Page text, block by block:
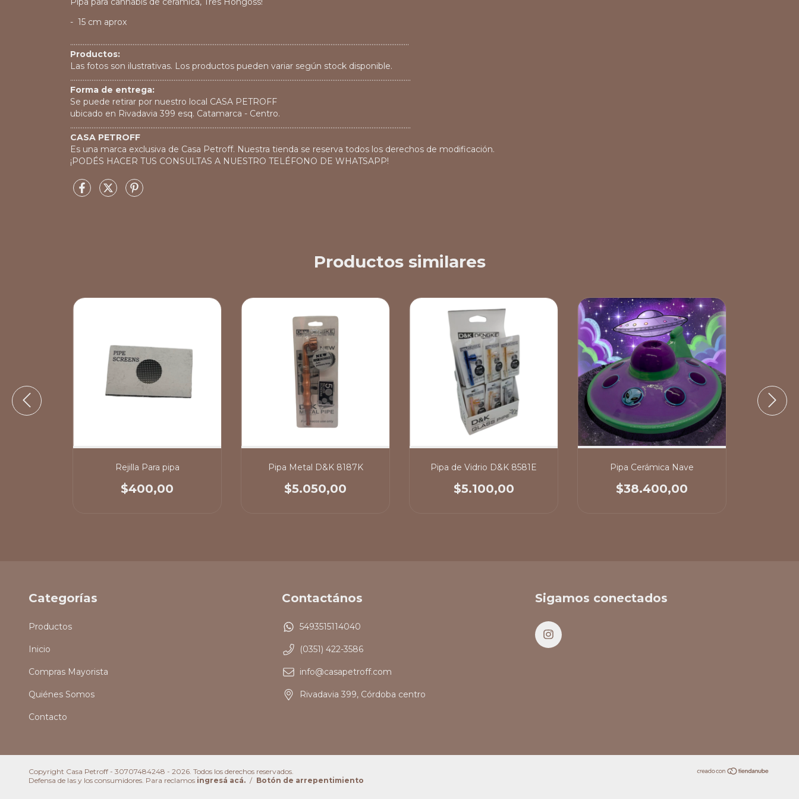
- 15 cm aprox
..............................................................................................................................................................................................
Productos:
Las fotos son ilustrativas. Los productos pueden variar según stock disponible.
...............................................................................................................................................................................................
Forma de entrega:
Se puede retirar por nuestro local CASA PETROFF
ubicado en Rivadavia 399 esq. Catamarca - Centro.
...............................................................................................................................................................................................
CASA PETROFF
Es una marca exclusiva de Casa Petroff. Nuestra tienda se reserva todos los derechos de modificación.
¡PODÉS HACER TUS CONSULTAS A NUESTRO TELÉFONO DE WHATSAPP!
Productos similares
Rejilla Para pipa
$400,00
Pipa Metal D&K 8187K
$5.050,00
Pipa de Vidrio D&K 8581E
$5.100,00
Pipa Cerámica Nave
$38.400,00
Categorías
Productos
Inicio
Compras Mayorista
Quiénes Somos
Contacto
Contactános
5493515114040
(0351) 422-3586
info@casapetroff.com
Rivadavia 399, Córdoba centro
Sigamos conectados
Copyright Casa Petroff - 30707484248 - 2026. Todos los derechos reservados.
Defensa de las y los consumidores. Para reclamos ingresá acá. / Botón de arrepentimiento